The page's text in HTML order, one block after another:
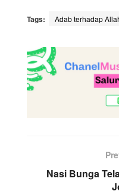
Tags: Adab terhadap
Nasi Bunga